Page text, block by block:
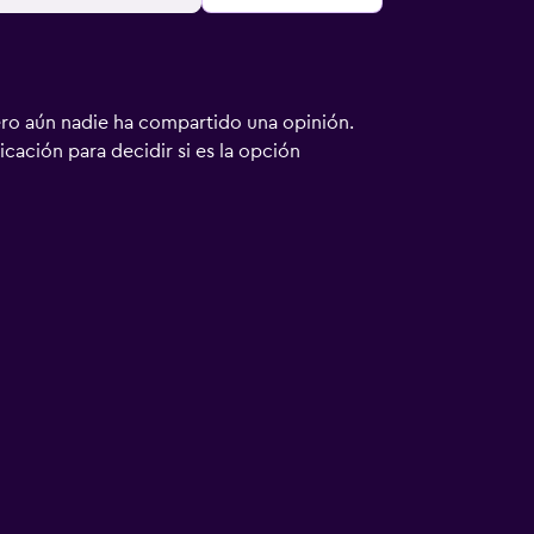
aún nadie ha compartido una opinión.
para decidir si es la opción